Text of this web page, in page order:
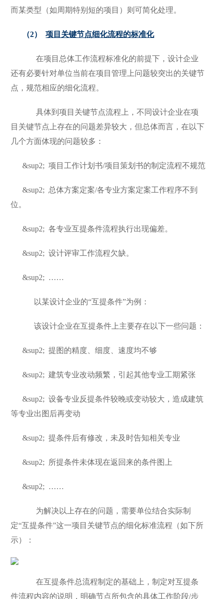
而某类型（如周期特别短的项目）则可简化处理。
（2）项目关键节点细化流程的标准化
在项目总体工作流程标准化的前提下，设计企业
还有必要针对单位当前在项目管理上问题较突出的关键节
点，规范相应的细化流程。
具体到项目关键节点流程上，不同设计企业在项
目关键节点上存在的问题差异较大，但总体而言，在以下
几个方面体现的问题较多：
&sup2;项目工作计划书/项目策划书的制定流程不规范
&sup2; 总体方案定案/各专业方案定案工作程序不到
位。
&sup2;各专业互提条件流程执行出现偏差。
&sup2;设计评审工作流程欠缺。
&sup2; ……
以某设计企业的“互提条件”为例：
该设计企业在互提条件上主要存在以下一些问题：
&sup2; 提图的精度、细度、速度均不够
&sup2;建筑专业改动频繁，引起其他专业工期紧张
&sup2;设备专业反提条件较晚或变动较大，造成建筑
等专业出图后再变动
&sup2;提条件后有修改，未及时告知相关专业
&sup2; 所提条件未体现在返回来的条件图上
&sup2; ……
为解决以上存在的问题，需要单位结合实际制
定“互提条件”这一项目关键节点的细化标准流程（如下所
示）：
在互提条件总流程制定的基础上，制定对互提条
件流程内容的说明，明确节点所包含的具体工作阶段/步